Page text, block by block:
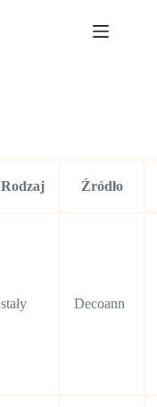
Rodzaj Źródło
stały Decoann